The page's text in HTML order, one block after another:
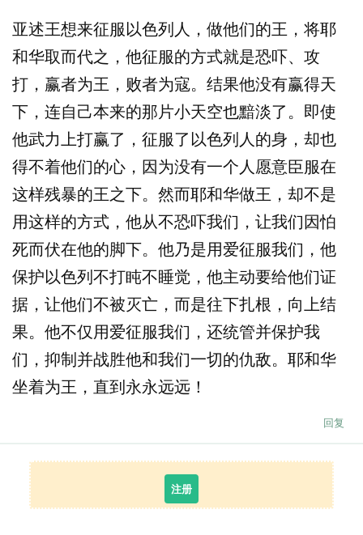
亚述王想来征服以色列人，做他们的王，将耶
和华取而代之，他征服的方式就是恐吓、攻
打，赢者为王，败者为寇。结果他没有赢得天
下，连自己本来的那片小天空也黯淡了。即使
他武力上打赢了，征服了以色列人的身，却也
得不着他们的心，因为没有一个人愿意臣服在
这样残暴的王之下。然而耶和华做王，却不是
用这样的方式，他从不恐吓我们，让我们因怕
死而伏在他的脚下。他乃是用爱征服我们，他
保护以色列不打盹不睡觉，他主动要给他们证
据，让他们不被灭亡，而是往下扎根，向上结
果。他不仅用爱征服我们，还统管并保护我
们，抑制并战胜他和我们一切的仇敌。耶和华
坐着为王，直到永永远远！
回复
注册